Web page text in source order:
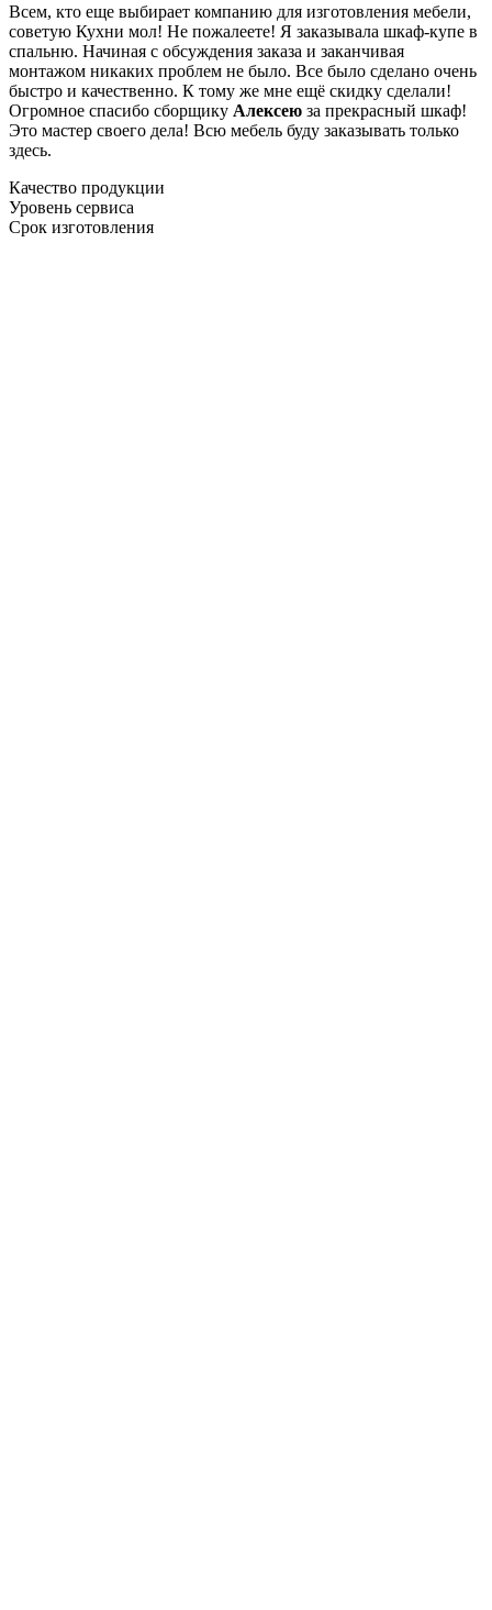
Всем, кто еще выбирает компанию для изготовления мебели,
советую Кухни мол! Не пожалеете! Я заказывала шкаф-купе в
спальню. Начиная с обсуждения заказа и заканчивая
монтажом никаких проблем не было. Все было сделано очень
быстро и качественно. К тому же мне ещё скидку сделали!
Огромное спасибо сборщику Алексею за прекрасный шкаф!
Это мастер своего дела! Всю мебель буду заказывать только
здесь.
Качество продукции
Уровень сервиса
Срок изготовления